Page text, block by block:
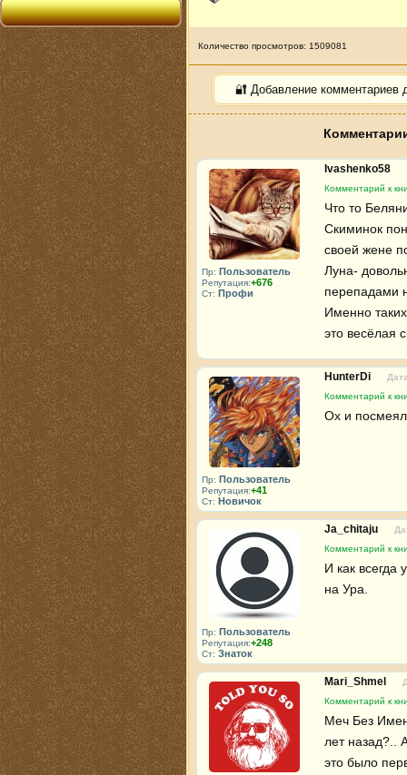
Количество просмотров: 1509081
🔐 Добавление комментариев
Пр: Пользователь
Репутация:+676
Ст: Профи
Ivashenko58
Комментарий к
Что то
Скиминок
своей жене
Луна-
перепадами
Именно
это весёлая
Пр: Пользователь
Репутация:+41
Ст: Новичок
HunterDi
Комментарий к
Ох и
Пр: Пользователь
Репутация:+248
Ст: Знаток
Ja_chitaju
Комментарий к
И как всегда
на Ура.
Mari_Shmel
Комментарий к
Меч Без
лет назад?..
это было